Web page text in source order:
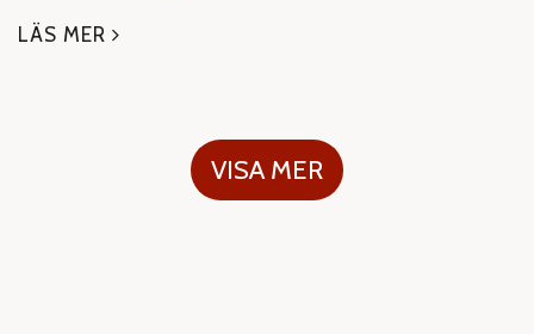
LÄS MER
VISA MER